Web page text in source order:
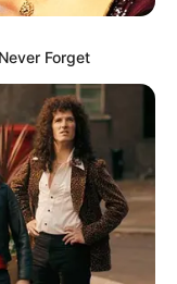
Forget